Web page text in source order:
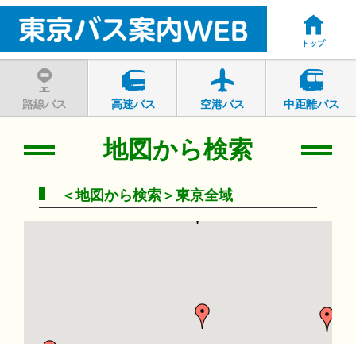
トップ
路線バス 高速バス 空港バス 中距離バス
地図から検索
＜地図から検索＞東京全域